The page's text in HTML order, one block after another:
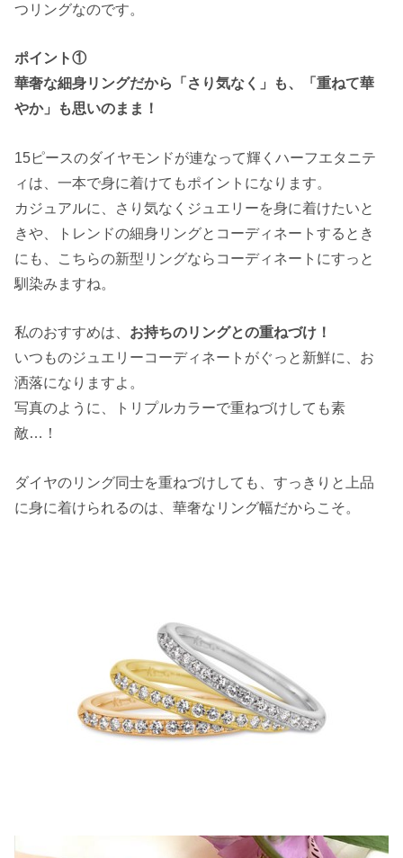
つリングなのです。
ポイント①
華奢な細身リングだから「さり気なく」も、「重ねて華
やか」も思いのまま！
15ピースのダイヤモンドが連なって輝くハーフエタニテ
ィは、一本で身に着けてもポイントになります。
カジュアルに、さり気なくジュエリーを身に着けたいと
きや、トレンドの細身リングとコーディネートするとき
にも、こちらの新型リングならコーディネートにすっと
馴染みますね。
私のおすすめは、 お持ちのリングとの重ねづけ！
いつものジュエリーコーディネートがぐっと新鮮に、お
洒落になりますよ。
写真のように、トリプルカラーで重ねづけしても素
敵…！
ダイヤのリング同士を重ねづけしても、すっきりと上品
に身に着けられるのは、華奢なリング幅だからこそ。